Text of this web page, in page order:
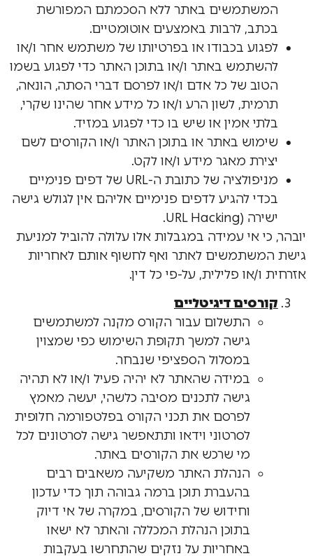
המשתמשים באתר ללא הסכמתם המפורשת
בכתב, לרבות באמצעים אוטומטיים.
לפגוע בכבודו או בפרטיותו של משתמש אחר ו/או
להשתמש באתר ו/או בתוכן האתר כדי לפגוע בשמו
הטוב של כל אדם ו/או לפרסם דברי הסתה, הונאה,
תרמית, לשון הרע ו/או כל מידע אחר שהינו שקרי,
בלתי אמין או שיש בו כדי לפגוע במזיד.
שימוש באתר או בתוכן האתר ו/או הקורסים לשם
יצירת מאגר מידע ו/או לקט.
מניפולציה של כתובת ה-URL של דפים פנימיים
בכדי להגיע לדפים פנימיים אליהם אין לגולש גישה
ישירה (URL Hacking.
יובהר, כי אי עמידה במגבלות אלו עלולה להוביל למניעת
גישת המשתמשים לאתר ואף לחשוף אותם לאחריות
אזרחית ו/או פלילית, על-פי כל דין.
קורסים דיגיטליים
התשלום עבור הקורס מקנה למשתמשים
גישה למשך תקופת השימוש כפי שמצוין
במסלול הספציפי שנבחר.
במידה שהאתר לא יהיה פעיל ו/או לא תהיה
גישה לתכנים מסיבה כלשהי, יעשה מאמץ
לפרסם את תכני הקורס בפלטפורמה חלופית
לסרטוני וידאו ותתאפשר גישה לסרטונים לכל
מי שרכש את הקורסים באתר.
הנהלת האתר משקיעה משאבים רבים
בהעברת תוכן ברמה גבוהה תוך כדי עדכון
וחידוש של הקורסים, במקרה של אי דיוק
בתוכן הנהלת המכללה והאתר לא ישאו
באחריות על נזקים שהתחרשו בעקבות